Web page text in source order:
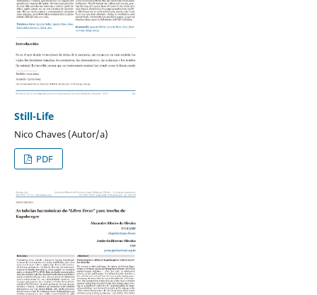
Still-Life
Nico Chaves (Autor/a)
PDF